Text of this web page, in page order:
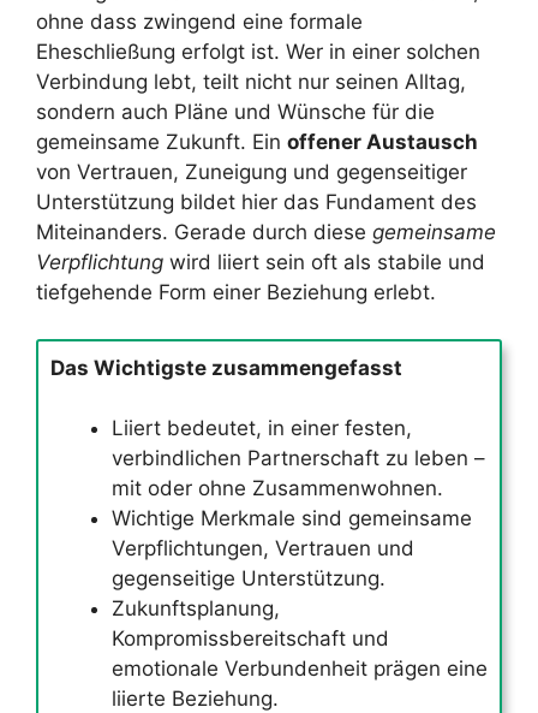
ohne dass zwingend eine formale
Eheschließung erfolgt ist. Wer in einer solchen
Verbindung lebt, teilt nicht nur seinen Alltag,
sondern auch Pläne und Wünsche für die
gemeinsame Zukunft. Ein offener Austausch
von Vertrauen, Zuneigung und gegenseitiger
Unterstützung bildet hier das Fundament des
Miteinanders. Gerade durch diese gemeinsame
Verpflichtung wird liiert sein oft als stabile und
tiefgehende Form einer Beziehung erlebt.
Das Wichtigste zusammengefasst
Liiert bedeutet, in einer festen,
verbindlichen Partnerschaft zu leben –
mit oder ohne Zusammenwohnen.
Wichtige Merkmale sind gemeinsame
Verpflichtungen, Vertrauen und
gegenseitige Unterstützung.
Zukunftsplanung,
Kompromissbereitschaft und
emotionale Verbundenheit prägen eine
liierte Beziehung.